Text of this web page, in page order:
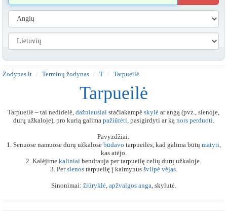
Zodynas.lt Terminų žodynas T Tarpueilė
Tarpueilė
Tarpueilė – tai nedidelė, dažniausiai stačiakampė skylė ar angą (pvz., sienoje,
durų užkaloje), pro kurią galima pažiūrėti, pasigirdyti ar ką nors perduoti.
Pavyzdžiai:
1. Senuose namuose durų užkalose būdavo tarpueilės, kad galima būtų matyti,
kas atėjo.
2. Kalėjime kaliniai bendrauja per tarpueilę celių durų užkaloje.
3. Persienostarpueilę į kaimynus švilpė vėjas.
Sinonimai: žiūryklė, apžvalgos anga, skylutė.